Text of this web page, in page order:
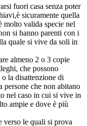
fuori casa senza poter
sicuramente quella
molto valida specie nel
si hanno parenti con i
quale si vive da soli in
almeno 2 o 3 copie
che possono
la disattenzione di
persone che non abitano
nel caso in cui si vive in
ampie e dove è più
verso le quali si prova